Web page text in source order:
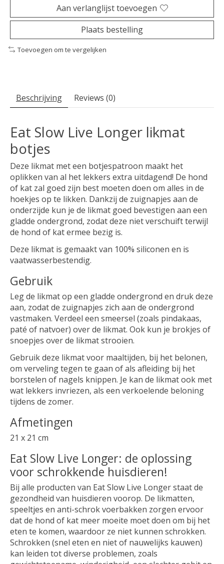
Aan verlanglijst toevoegen
Plaats bestelling
Toevoegen om te vergelijken
Beschrijving Reviews (0)
Eat Slow Live Longer likmat
botjes
Deze likmat met een botjespatroon maakt het
oplikken van al het lekkers extra uitdagend! De hond
of kat zal goed zijn best moeten doen om alles in de
hoekjes op te likken. Dankzij de zuignapjes aan de
onderzijde kun je de likmat goed bevestigen aan een
gladde ondergrond, zodat deze niet verschuift terwijl
de hond of kat ermee bezig is.
Deze likmat is gemaakt van 100% siliconen en is
vaatwasserbestendig.
Gebruik
Leg de likmat op een gladde ondergrond en druk deze
aan, zodat de zuignapjes zich aan de ondergrond
vastmaken. Verdeel een smeersel (zoals pindakaas,
paté of natvoer) over de likmat. Ook kun je brokjes of
snoepjes over de likmat strooien.
Gebruik deze likmat voor maaltijden, bij het belonen,
om verveling tegen te gaan of als afleiding bij het
borstelen of nagels knippen. Je kan de likmat ook met
wat lekkers invriezen, als een verkoelende beloning
tijdens de zomer.
Afmetingen
21 x 21 cm
Eat Slow Live Longer: de oplossing
voor schrokkende huisdieren!
Bij alle producten van Eat Slow Live Longer staat de
gezondheid van huisdieren voorop. De likmatten,
speeltjes en anti-schrok voerbakken zorgen ervoor
dat de hond of kat meer moeite moet doen om bij het
eten te komen, waardoor ze niet kunnen schrokken.
Schrokken (snel eten en niet of nauwelijks kauwen)
kan leiden tot diverse problemen, zoals